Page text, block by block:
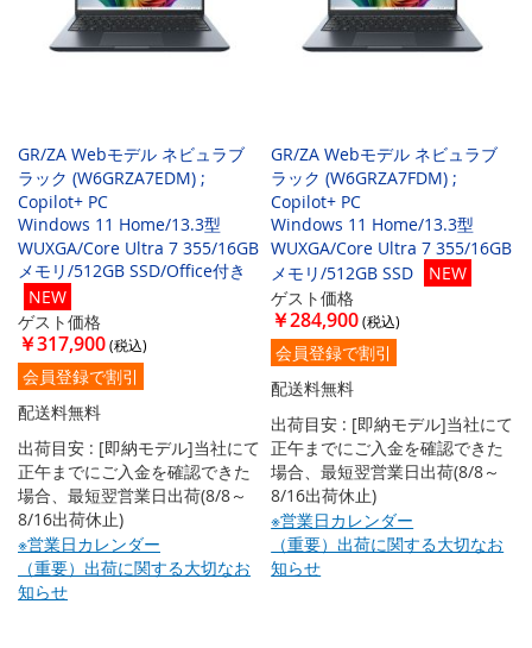
GR/ZA Webモデル ネビュラブ
ラック (W6GRZA7EDM) ;
Copilot+ PC
Windows 11 Home/13.3型
WUXGA/Core Ultra 7 355/16GB
メモリ/512GB SSD/Office付き
NEW
ゲスト価格
￥317,900
会員登録で割引
配送料無料
出荷目安 : [即納モデル]当社にて
正午までにご入金を確認できた
場合、最短翌営業日出荷(8/8～
8/16出荷休止)
※営業日カレンダー
（重要）出荷に関する大切なお
知らせ
GR/ZA Webモデル ネビュラブ
ラック (W6GRZA7FDM) ;
Copilot+ PC
Windows 11 Home/13.3型
WUXGA/Core Ultra 7 355/16GB
メモリ/512GB SSD
NEW
ゲスト価格
￥284,900
会員登録で割引
配送料無料
出荷目安 : [即納モデル]当社にて
正午までにご入金を確認できた
場合、最短翌営業日出荷(8/8～
8/16出荷休止)
※営業日カレンダー
（重要）出荷に関する大切なお
知らせ